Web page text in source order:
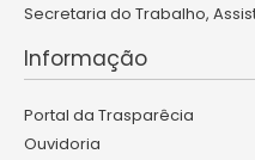
Secretaria do Trabalho,
Informação
Portal da Trasparêcia
Ouvidoria